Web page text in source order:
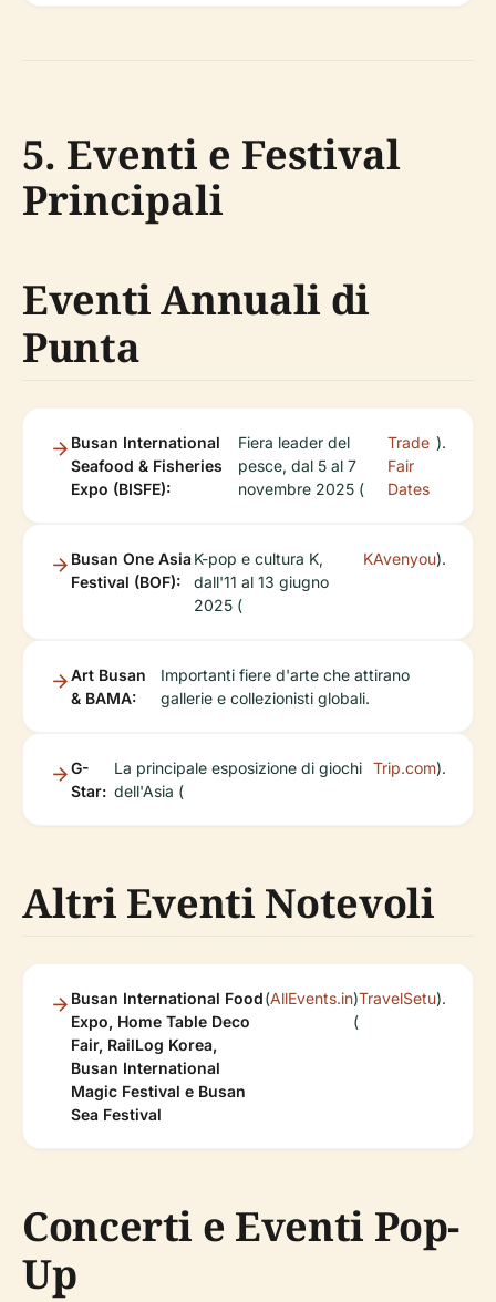
5. Eventi e Festival
Principali
Eventi Annuali di
Punta
Busan International
Seafood & Fisheries
Expo (BISFE):
Fiera leader del
pesce, dal 5 al 7
novembre 2025 (
Trade
Fair
Dates
).
Busan One Asia
Festival (BOF):
K-pop e cultura K,
dall'11 al 13 giugno
2025 (
KAvenyou).
Art Busan
& BAMA:
Importanti fiere d'arte che attirano
gallerie e collezionisti globali.
G-
Star:
La principale esposizione di giochi
dell'Asia (
Trip.com).
Altri Eventi Notevoli
Busan International Food
Expo, Home Table Deco
Fair, RailLog Korea,
Busan International
Magic Festival e Busan
Sea Festival
(AllEvents.in)
(
TravelSetu).
Concerti e Eventi Pop-
Up